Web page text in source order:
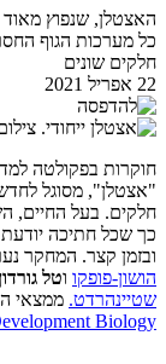
האצטלן, שנפוץ
כל מערכות הגוף
חלקים שונים
22 אפריל 2021
חוקרות בפקולטה
"אצטלן", מסוגל
חלקים. בעל החיים,
כך שכל חתיכה
ובזמן קצר. המחקר
הושון-פופקו וטל
שטיינהרדט. ממצאי
Biology.